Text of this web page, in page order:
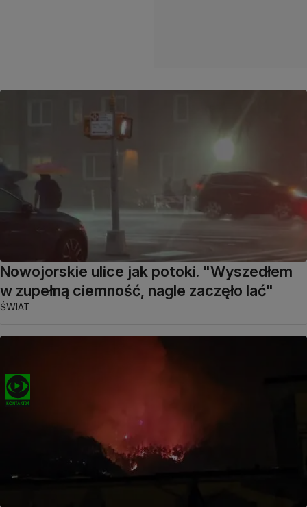
Nowojorskie ulice jak potoki. "Wyszedłem
w zupełną ciemność, nagle zaczęło lać"
ŚWIAT